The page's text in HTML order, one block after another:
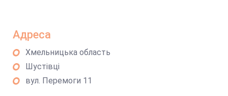
Адреса
Хмельницька область
Шустівці
вул. Перемоги 11